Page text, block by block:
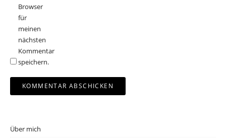
Browser
für
meinen
nächsten
Kommentar
speichern.
Über mich